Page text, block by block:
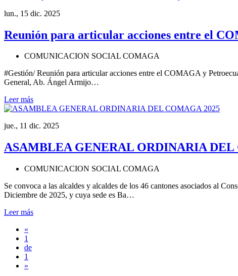
lun., 15 dic. 2025
Reunión para articular acciones entre el
COMUNICACION SOCIAL COMAGA
#Gestión/ Reunión para articular acciones entre el COMAGA y
General, Ab. Ángel Armijo…
Leer más
jue., 11 dic. 2025
ASAMBLEA GENERAL ORDINARIA DEL
COMUNICACION SOCIAL COMAGA
Se convoca a las alcaldes y alcaldes de los 46 cantones asociados al
Diciembre de 2025, y cuya sede es Ba…
Leer más
«
1
de
1
»